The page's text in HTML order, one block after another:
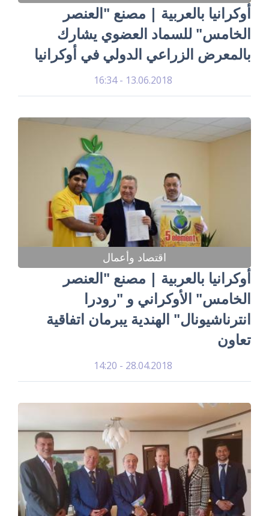
أوكرانيا بالعربية | مصنع "العنصر
الخامس" للسماد العضوي يشارك
بالمعرض الزراعي الدولي في أوكرانيا
13.06.2018 - 16:34
اقتصاد وأعمال
أوكرانيا بالعربية | مصنع "العنصر
الخامس" الأوكراني و "رودرا
انترناشيونال" الهندية يبرمان اتفاقية
تعاون
28.04.2018 - 14:20